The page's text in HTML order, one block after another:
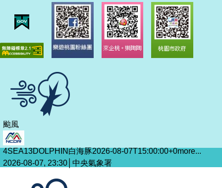
颱風
4SEA13DOLPHIN白海豚2026-08-07T15:00:00+0more...
2026-08-07, 23:30│中央氣象署